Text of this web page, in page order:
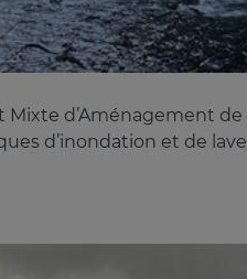
Mixte d’Aménagement
d’inondation et de